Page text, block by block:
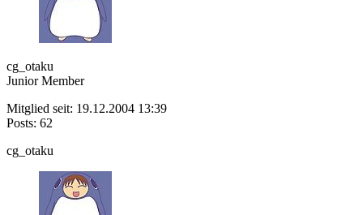
cg_otaku
Junior Member
Mitglied seit: 19.12.2004 13:39
Posts: 62
cg_otaku